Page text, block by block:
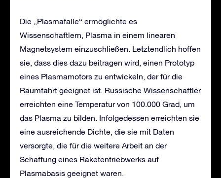
Die „Plasmafalle“ ermöglichte es
Wissenschaftlern, Plasma in einem linearen
Magnetsystem einzuschließen. Letztendlich hoffen
sie, dass dies dazu beitragen wird, einen Prototyp
eines Plasmamotors zu entwickeln, der für die
Raumfahrt geeignet ist. Russische Wissenschaftler
erreichten eine Temperatur von 100.000 Grad, um
das Plasma zu bilden. Infolgedessen erreichten sie
eine ausreichende Dichte, die sie mit Daten
versorgte, die für die weitere Arbeit an der
Schaffung eines Raketentriebwerks auf
Plasmabasis geeignet waren.